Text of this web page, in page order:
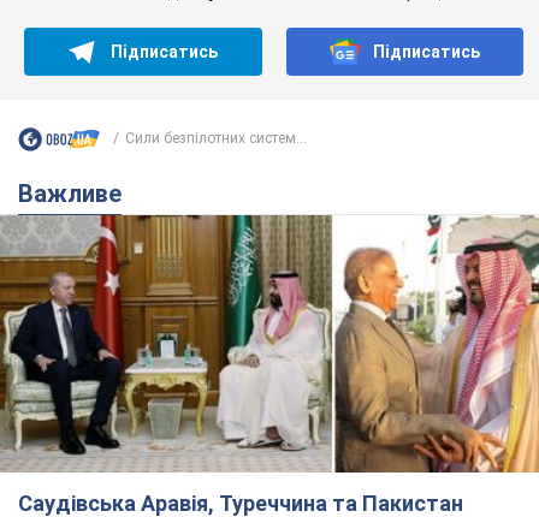
Підписатись Підписатись
Сили безпілотних систем...
Важливе
Саудівська Аравія, Туреччина та Пакистан